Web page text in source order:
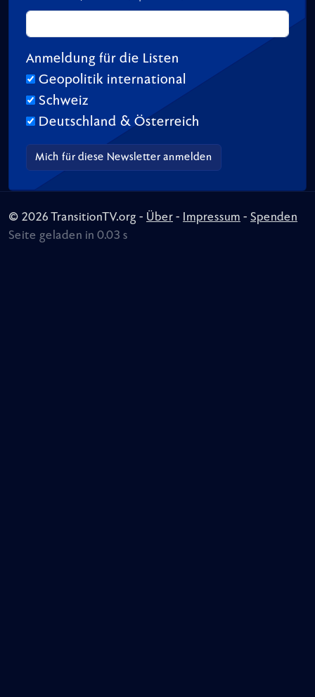
Anmeldung für die Listen
Geopolitik international
Schweiz
Deutschland & Österreich
© 2026 TransitionTV.org - Über - Impressum - Spenden
Seite geladen in 0.03 s